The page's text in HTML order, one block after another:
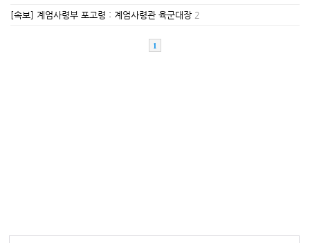
[속보] 계엄사령부 포고령 : 계엄사령관 육군대장 2
1